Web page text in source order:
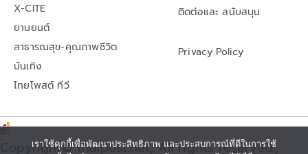
X-CITE
ยานยนต์
สาธารณสุข-คุณภาพชีวิต
บันเทิง
ไทยโพสต์ ทีวี
ติดต่อและ สนับสนุน
Privacy Policy
Copyright© thaipost.net, All rights reserved.,
เราใช้คุกกี้เพื่อพัฒนาประสิทธิภาพ และประสบการณ์ที่ดีในการใช้